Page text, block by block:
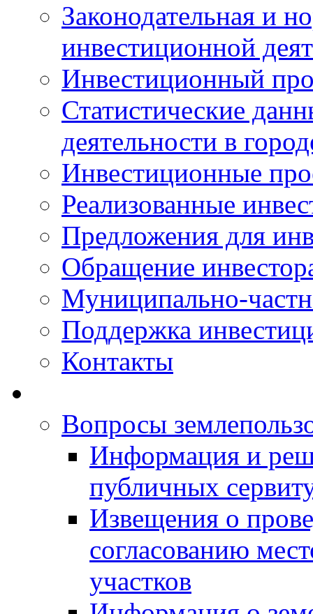
Законодательная и
инвестиционной
Инвестиционный
Статистические
деятельности в
Инвестиционные
Реализованные
Предложения для
Обращение
Муниципально-
Поддержка
Контакты
Вопросы
Информация и
публичных
Извещения о
согласованию
участков